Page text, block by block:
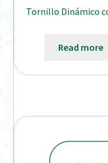
Tornillo Dinámico
Read more